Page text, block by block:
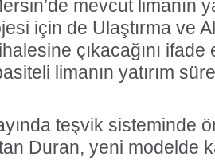
mevcut limanın
için de Ulaştırma ve
çıkacağını
limanın yatırım
teşvik sisteminde
Duran, yeni modelde